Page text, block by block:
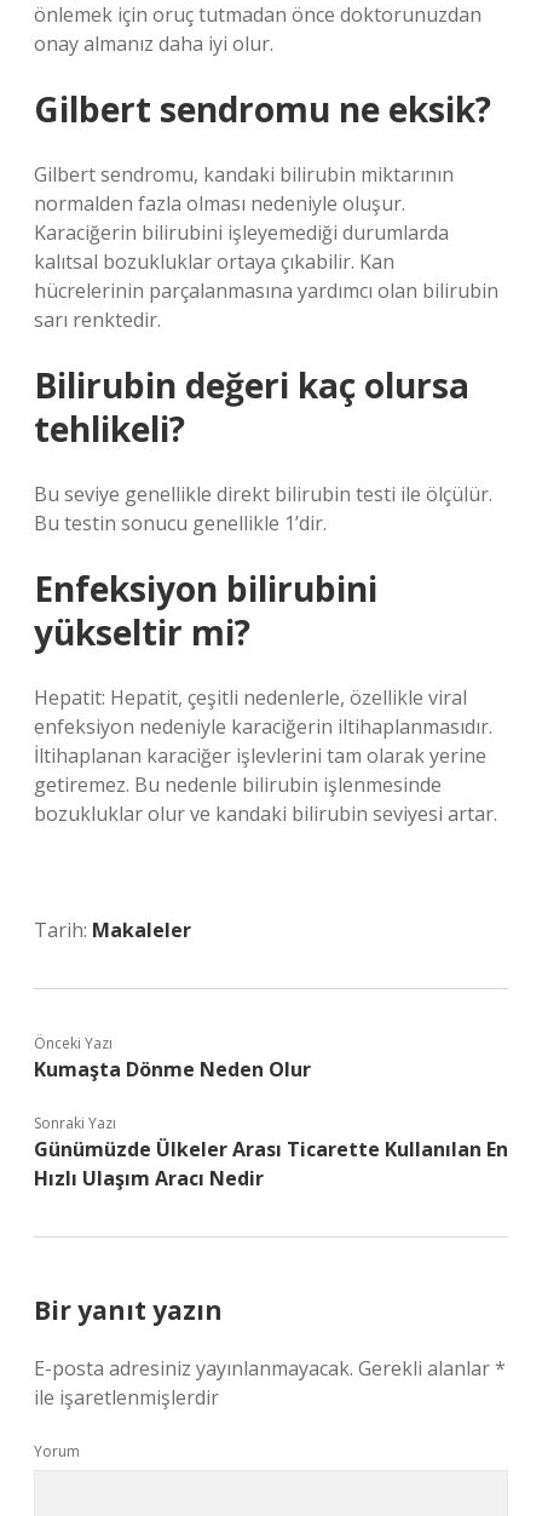
önlemek için oruç tutmadan önce doktorunuzdan
onay almanız daha iyi olur.
Gilbert sendromu ne eksik?
Gilbert sendromu, kandaki bilirubin miktarının
normalden fazla olması nedeniyle oluşur.
Karaciğerin bilirubini işleyemediği durumlarda
kalıtsal bozukluklar ortaya çıkabilir. Kan
hücrelerinin parçalanmasına yardımcı olan bilirubin
sarı renktedir.
Bilirubin değeri kaç olursa
tehlikeli?
Bu seviye genellikle direkt bilirubin testi ile ölçülür.
Bu testin sonucu genellikle 1’dir.
Enfeksiyon bilirubini
yükseltir mi?
Hepatit: Hepatit, çeşitli nedenlerle, özellikle viral
enfeksiyon nedeniyle karaciğerin iltihaplanmasıdır.
İltihaplanan karaciğer işlevlerini tam olarak yerine
getiremez. Bu nedenle bilirubin işlenmesinde
bozukluklar olur ve kandaki bilirubin seviyesi artar.
Tarih: Makaleler
Önceki Yazı
Kumaşta Dönme Neden Olur
Sonraki Yazı
Günümüzde Ülkeler Arası Ticarette Kullanılan En
Hızlı Ulaşım Aracı Nedir
Bir yanıt yazın
E-posta adresiniz yayınlanmayacak. Gerekli alanlar*
ile işaretlenmişlerdir
Yorum